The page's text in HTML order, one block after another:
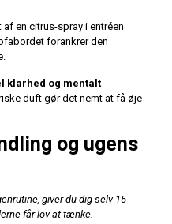
af en citrus-spray i entréen
forankrer den
klarhed og mentalt
duft gør det nemt at få øje
og ugens
giver du dig selv 15
får lov at tænke.